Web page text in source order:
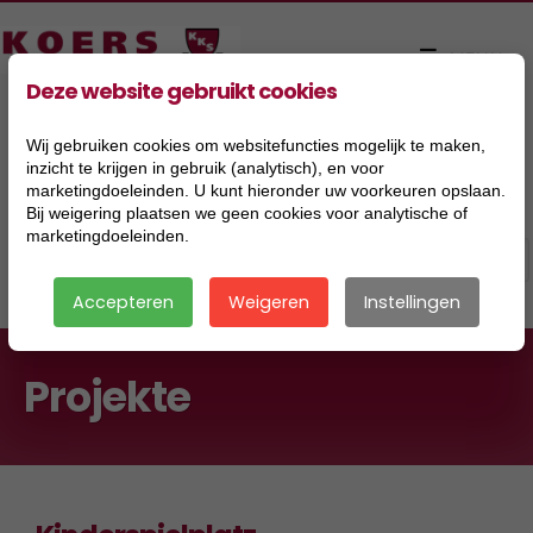
Projekte
Deze website gebruikt cookies
Wij gebruiken cookies om websitefuncties mogelijk te maken,
inzicht te krijgen in gebruik (analytisch), en voor
marketingdoeleinden. U kunt hieronder uw voorkeuren opslaan.
Bij weigering plaatsen we geen cookies voor analytische of
marketingdoeleinden.
Accepteren Weigeren Instellingen